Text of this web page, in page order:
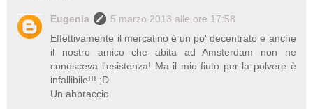
Eugenia
5 marzo 2013 alle ore 17:58
Effettivamente il mercatino è un po' decentrato e anche
il nostro amico che abita ad Amsterdam non ne
conosceva l'esistenza! Ma il mio fiuto per la polvere è
infallibile!!! ;D
Un abbraccio